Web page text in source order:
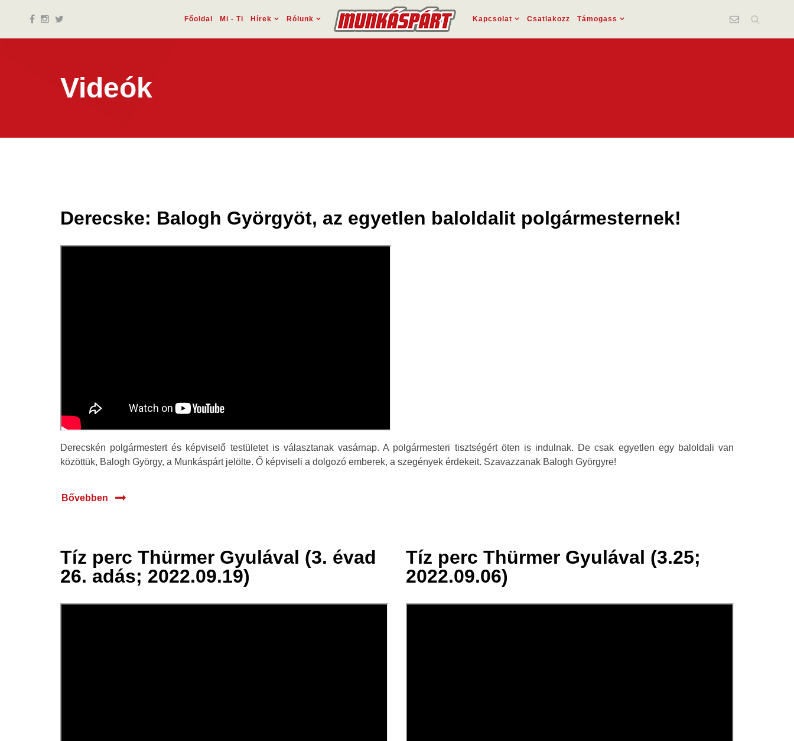
Főoldal Mi - Ti Hírek Rólunk Kapcsolat Csatlakozz Támogass
Videók
23 szept.
2022
Derecske: Balogh Györgyöt, az egyetlen baloldalit polgármesternek!
Derecskén polgármestert és képviselő testületet is választanak vasárnap. A polgármesteri tisztségért öten is indulnak. De csak egyetlen egy baloldali van
közöttük, Balogh György, a Munkáspárt jelölte. Ő képviseli a dolgozó emberek, a szegények érdekeit. Szavazzanak Balogh Györgyre!
Bővebben
20 szept.
2022
Tíz perc Thürmer Gyulával (3. évad
26. adás; 2022.09.19)
07 szept.
2022
Tíz perc Thürmer Gyulával (3.25;
2022.09.06)